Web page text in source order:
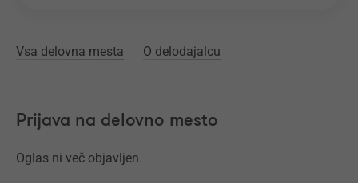
Vsa delovna mesta O delodajalcu
Prijava na delovno mesto
Oglas ni več objavljen.